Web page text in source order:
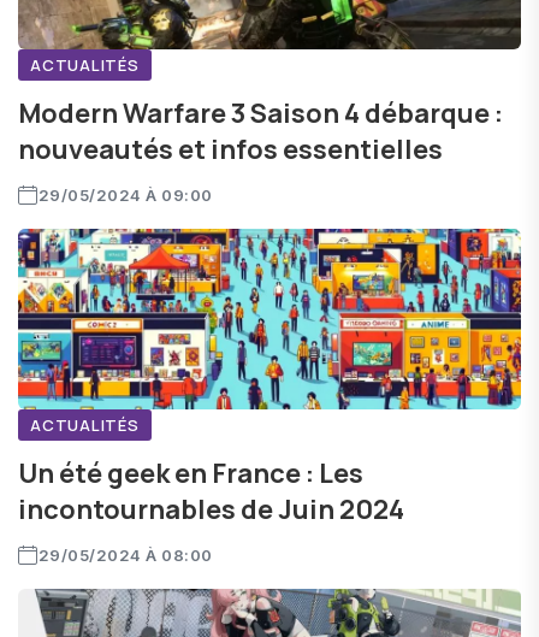
ACTUALITÉS
Modern Warfare 3 Saison 4 débarque :
nouveautés et infos essentielles
29/05/2024 À 09:00
ACTUALITÉS
Un été geek en France : Les
incontournables de Juin 2024
29/05/2024 À 08:00